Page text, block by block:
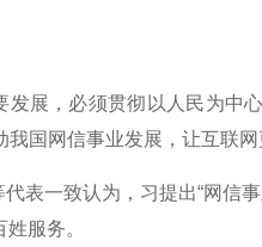
展，必须贯彻以人民为中
国网信事业发展，让互联
一致认为，习提出“网信事
服务。